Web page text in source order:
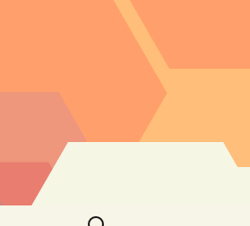
Buscar: